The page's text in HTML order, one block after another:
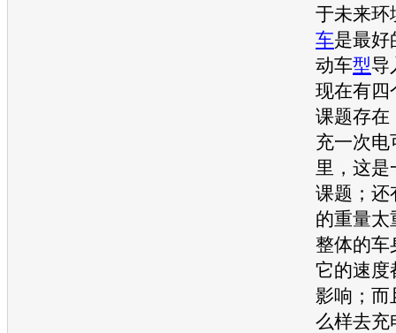
于未来环
车是最好
动车型导
现在有四
课题存在
充一次电
里，这
课题；还
的重量太
整体的车
它的速度
影响；而
么样去充